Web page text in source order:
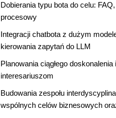
Dobierania typu bota do celu:
procesowy
Integracji chatbota z dużym
kierowania zapytań do LLM
Planowania ciągłego
interesariuszom
Budowania zespołu
wspólnych celów biznesowych